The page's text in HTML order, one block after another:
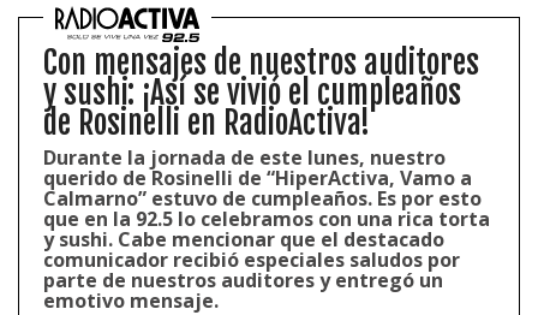
Con mensajes de nuestros auditores
y sushi: ¡Así se vivió el cumpleaños
de Rosinelli en RadioActiva!
Durante la jornada de este lunes, nuestro
querido de Rosinelli de “HiperActiva, Vamo a
Calmarno” estuvo de cumpleaños. Es por esto
que en la 92.5 lo celebramos con una rica torta
y sushi. Cabe mencionar que el destacado
comunicador recibió especiales saludos por
parte de nuestros auditores y entregó un
emotivo mensaje.